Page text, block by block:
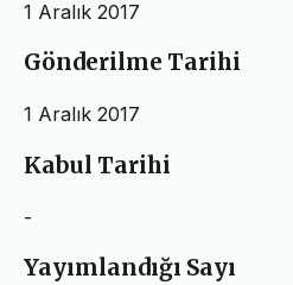
1 Aralık 2017
Gönderilme Tarihi
1 Aralık 2017
Kabul Tarihi
-
Yayımlandığı Sayı